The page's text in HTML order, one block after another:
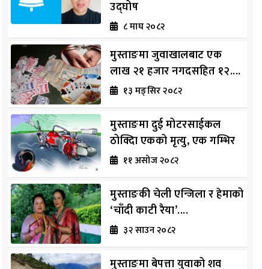
उद्घोष
८ माघ २०८२
मुस्ताङमा जुवाखालबाट एक
लाख २१ हजार नगदसहित १२....
१३ मङ्सिर २०८२
मुस्ताङमा दुई मोटरसाईकल
ठोक्दिा एकको मृत्यु, एक गम्भिर
११ असोज २०८२
मुस्ताङकी चेली एन्जिला र हेमाको
‘चाँदी काटी रैया’....
३२ साउन २०८२
मुस्ताङमा बेपत्ता युवाको शव